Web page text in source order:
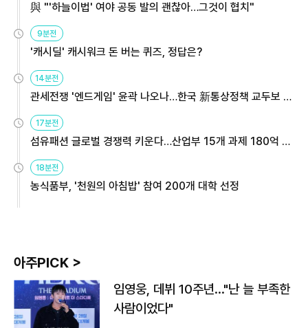
與 "'하늘이법' 여야 공동 발의 괜찮아…그것이 협치"
9분전
'캐시딜' 캐시워크 돈 버는 퀴즈, 정답은?
14분전
관세전쟁 '엔드게임' 윤곽 나오나…한국 新통상정책 교두보 활
용해야
17분전
섬유패션 글로벌 경쟁력 키운다…산업부 15개 과제 180억 지
원
18분전
농식품부, '천원의 아침밥' 참여 200개 대학 선정
아주PICK >
임영웅, 데뷔 10주년…"난 늘 부족한
사람이었다"